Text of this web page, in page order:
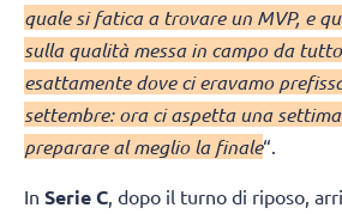
quale si fatica a trovare un MVP, e
sulla qualità messa in campo da
esattamente dove ci eravamo
settembre: ora ci aspetta una
preparare al meglio la finale“.
In Serie C , dopo il turno di riposo,